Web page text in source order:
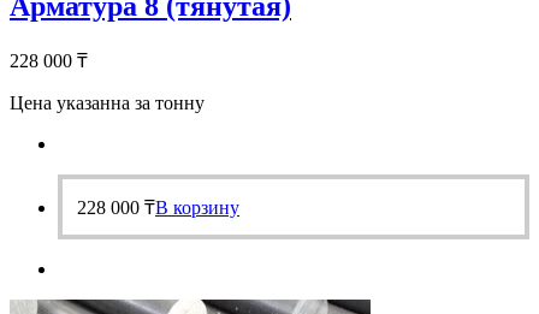
Арматура 8 (тянутая)
228 000 ₸
Цена указанна за тонну
228 000 ₸В корзину